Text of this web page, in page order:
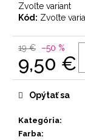
Zvoľte variant
Kód: Zvoľte
19 € –50 %
9,50 €
Jednotková
cena:
Kategória:
Farba:
Opýtať sa